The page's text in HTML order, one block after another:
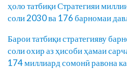
ҳоло татбиқи Стратегияи
соли 2030 ва 176 барномаи
Барои татбиқи стратегияву
соли охир аз ҳисоби ҳамаи
174 миллиард сомонӣ равона